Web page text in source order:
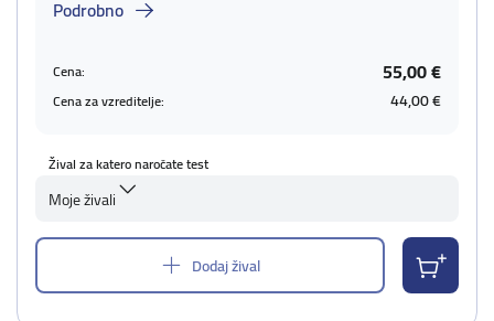
Podrobno
Cena: 55,00 €
Cena za vzreditelje: 44,00 €
Žival za katero naročate test
Moje živali
Dodaj žival